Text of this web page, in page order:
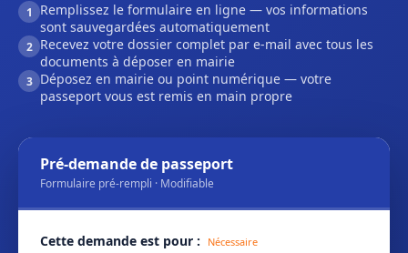
1
Remplissez le formulaire en ligne — vos informations
sont sauvegardées automatiquement
2 Recevez votre dossier complet par e-mail avec tous les
documents à déposer en mairie
3 Déposez en mairie ou point numérique — votre
passeport vous est remis en main propre
Pré-demande de passeport
Formulaire pré-rempli · Modifiable
Cette demande est pour : Nécessaire